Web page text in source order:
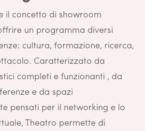
il concetto di showroom
un programma diversi
cultura, formazione, ricerca,
Caratterizzato da
completi e funzionanti , da
e da spazi
pensati per il networking e lo
Theatro permette di